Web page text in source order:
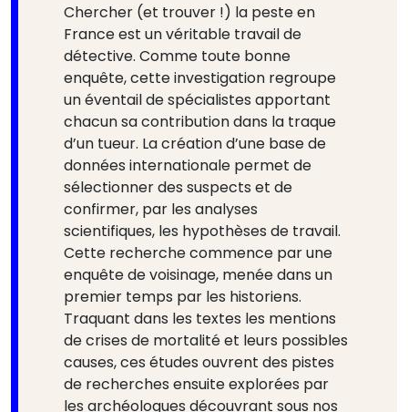
Chercher (et trouver !) la peste en
France est un véritable travail de
détective. Comme toute bonne
enquête, cette investigation regroupe
un éventail de spécialistes apportant
chacun sa contribution dans la traque
d’un tueur. La création d’une base de
données internationale permet de
sélectionner des suspects et de
confirmer, par les analyses
scientifiques, les hypothèses de travail.
Cette recherche commence par une
enquête de voisinage, menée dans un
premier temps par les historiens.
Traquant dans les textes les mentions
de crises de mortalité et leurs possibles
causes, ces études ouvrent des pistes
de recherches ensuite explorées par
les archéologues découvrant sous nos